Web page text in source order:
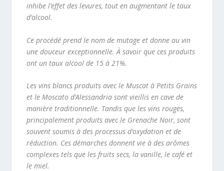
inhibe l’effet des levures, tout en augmentant le taux
d’alcool.
Ce procédé prend le nom de mutage et donne au vin
une douceur exceptionnelle. À savoir que ces produits
ont un taux alcool de 15 à 21%.
Les vins blancs produits avec le Muscat à Petits Grains
et le Moscato d’Alessandria sont vieillis en cave de
manière traditionnelle. Tandis queles vins rouges,
principalement produits avec le Grenache Noir, sont
souvent soumis à des processus d’oxydation et de
réduction. Ces démarches donnent vie à des arômes
complexes tels que les fruits secs, la vanille, le café et
le miel.